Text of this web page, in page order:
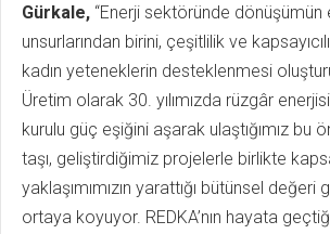
Gürkale, “Enerji sektöründe dönüşümün
unsurlarından birini, çeşitlilik ve
kadın yeteneklerin desteklenmesi
Üretim olarak 30. yılımızda rüzgâr
kurulu güç eşiğini aşarak ulaştığımız bu
taşı, geliştirdiğimiz projelerle birlikte
yaklaşımımızın yarattığı bütünsel değeri
ortaya koyuyor. REDKA’nın hayata